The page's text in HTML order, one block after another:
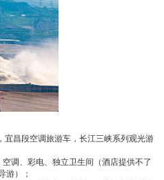
宜昌段空调旅游车，长江三峡系列观光游
调、彩电、独立卫生间（酒店提供不了
游）；